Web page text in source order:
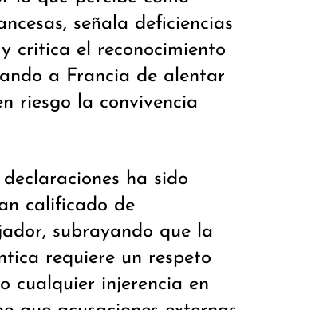
señala deficiencias
critica el reconocimiento
a Francia de alentar
riesgo la convivencia
ha sido
calificado de
subrayando que la
requiere un respeto
cualquier injerencia en